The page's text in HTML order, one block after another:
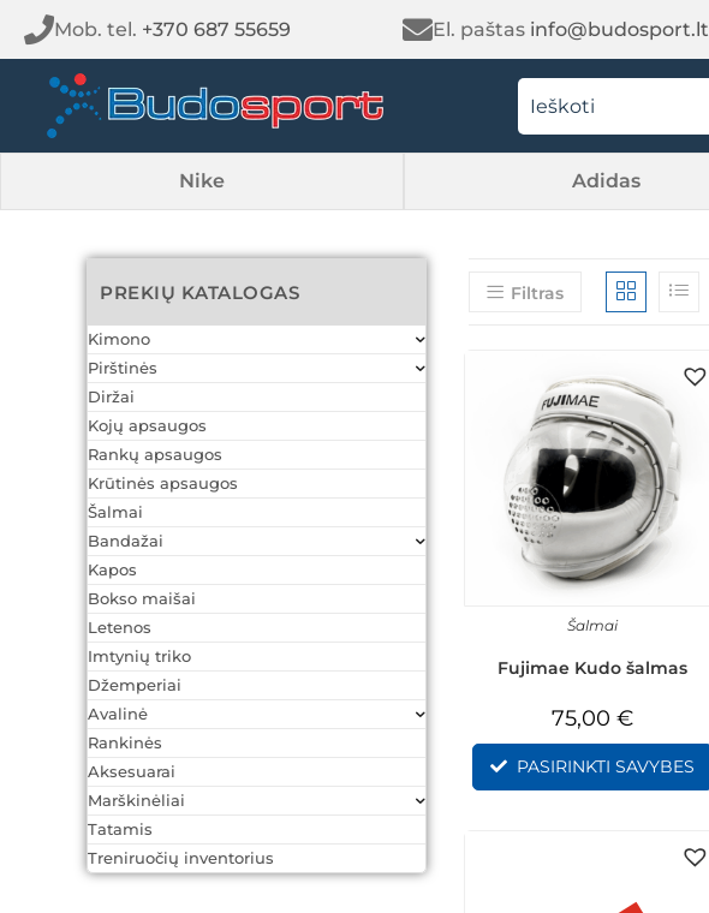
Mob. tel. +370 687 55659 El. paštas info@budosport.lt
Nike Adidas
Filtras
Šalmai
Fujimae Kudo šalmas
75,00 €
PASIRINKTI SAVYBES
PREKIŲ KATALOGAS
Kimono
Pirštinės
Diržai
Kojų apsaugos
Rankų apsaugos
Krūtinės apsaugos
Šalmai
Bandažai
Kapos
Bokso maišai
Letenos
Imtynių triko
Džemperiai
Avalinė
Rankinės
Aksesuarai
Marškinėliai
Tatamis
Treniruočių inventorius